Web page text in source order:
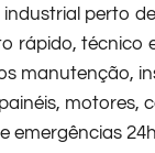
industrial perto
rápido, técnico
manutenção,
motores,
emergências